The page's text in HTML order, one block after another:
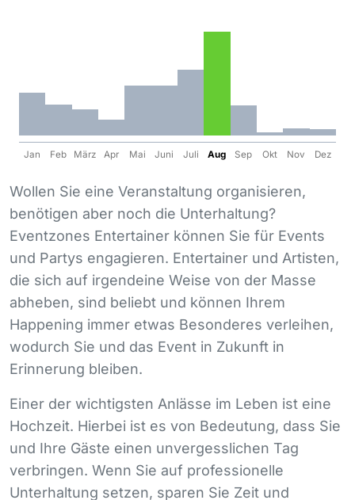
Jan Feb März Apr Mai Juni Juli Aug Sep Okt Nov Dez
Wollen Sie eine Veranstaltung organisieren,
benötigen aber noch die Unterhaltung?
Eventzones Entertainer können Sie für Events
und Partys engagieren. Entertainer und Artisten,
die sich auf irgendeine Weise von der Masse
abheben, sind beliebt und können Ihrem
Happening immer etwas Besonderes verleihen,
wodurch Sie und das Event in Zukunft in
Erinnerung bleiben.
Einer der wichtigsten Anlässe im Leben ist eine
Hochzeit. Hierbei ist es von Bedeutung, dass Sie
und Ihre Gäste einen unvergesslichen Tag
verbringen. Wenn Sie auf professionelle
Unterhaltung setzen, sparen Sie Zeit und